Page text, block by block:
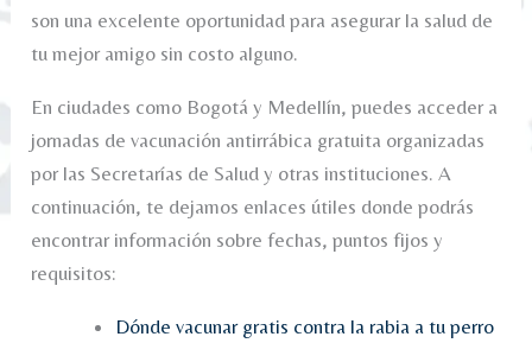
son una excelente oportunidad para asegurar la salud de
tu mejor amigo sin costo alguno.
En ciudades como Bogotá y Medellín, puedes acceder a
jornadas de vacunación antirrábica gratuita organizadas
por las Secretarías de Salud y otras instituciones. A
continuación, te dejamos enlaces útiles donde podrás
encontrar información sobre fechas, puntos fijos y
requisitos:
Dónde vacunar gratis contra la rabia a tu perro